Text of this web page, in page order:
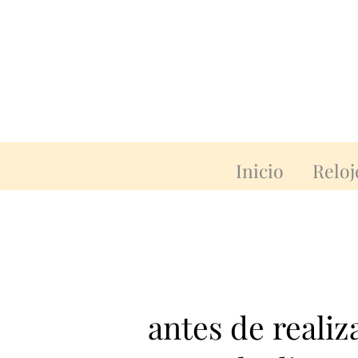
Inicio
antes de